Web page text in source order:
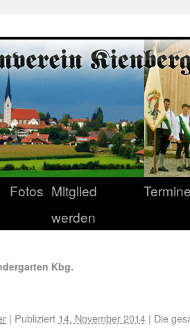
Fotos Mitglied
werden
Kbg.
| Publiziert 14. November 2014 | Die